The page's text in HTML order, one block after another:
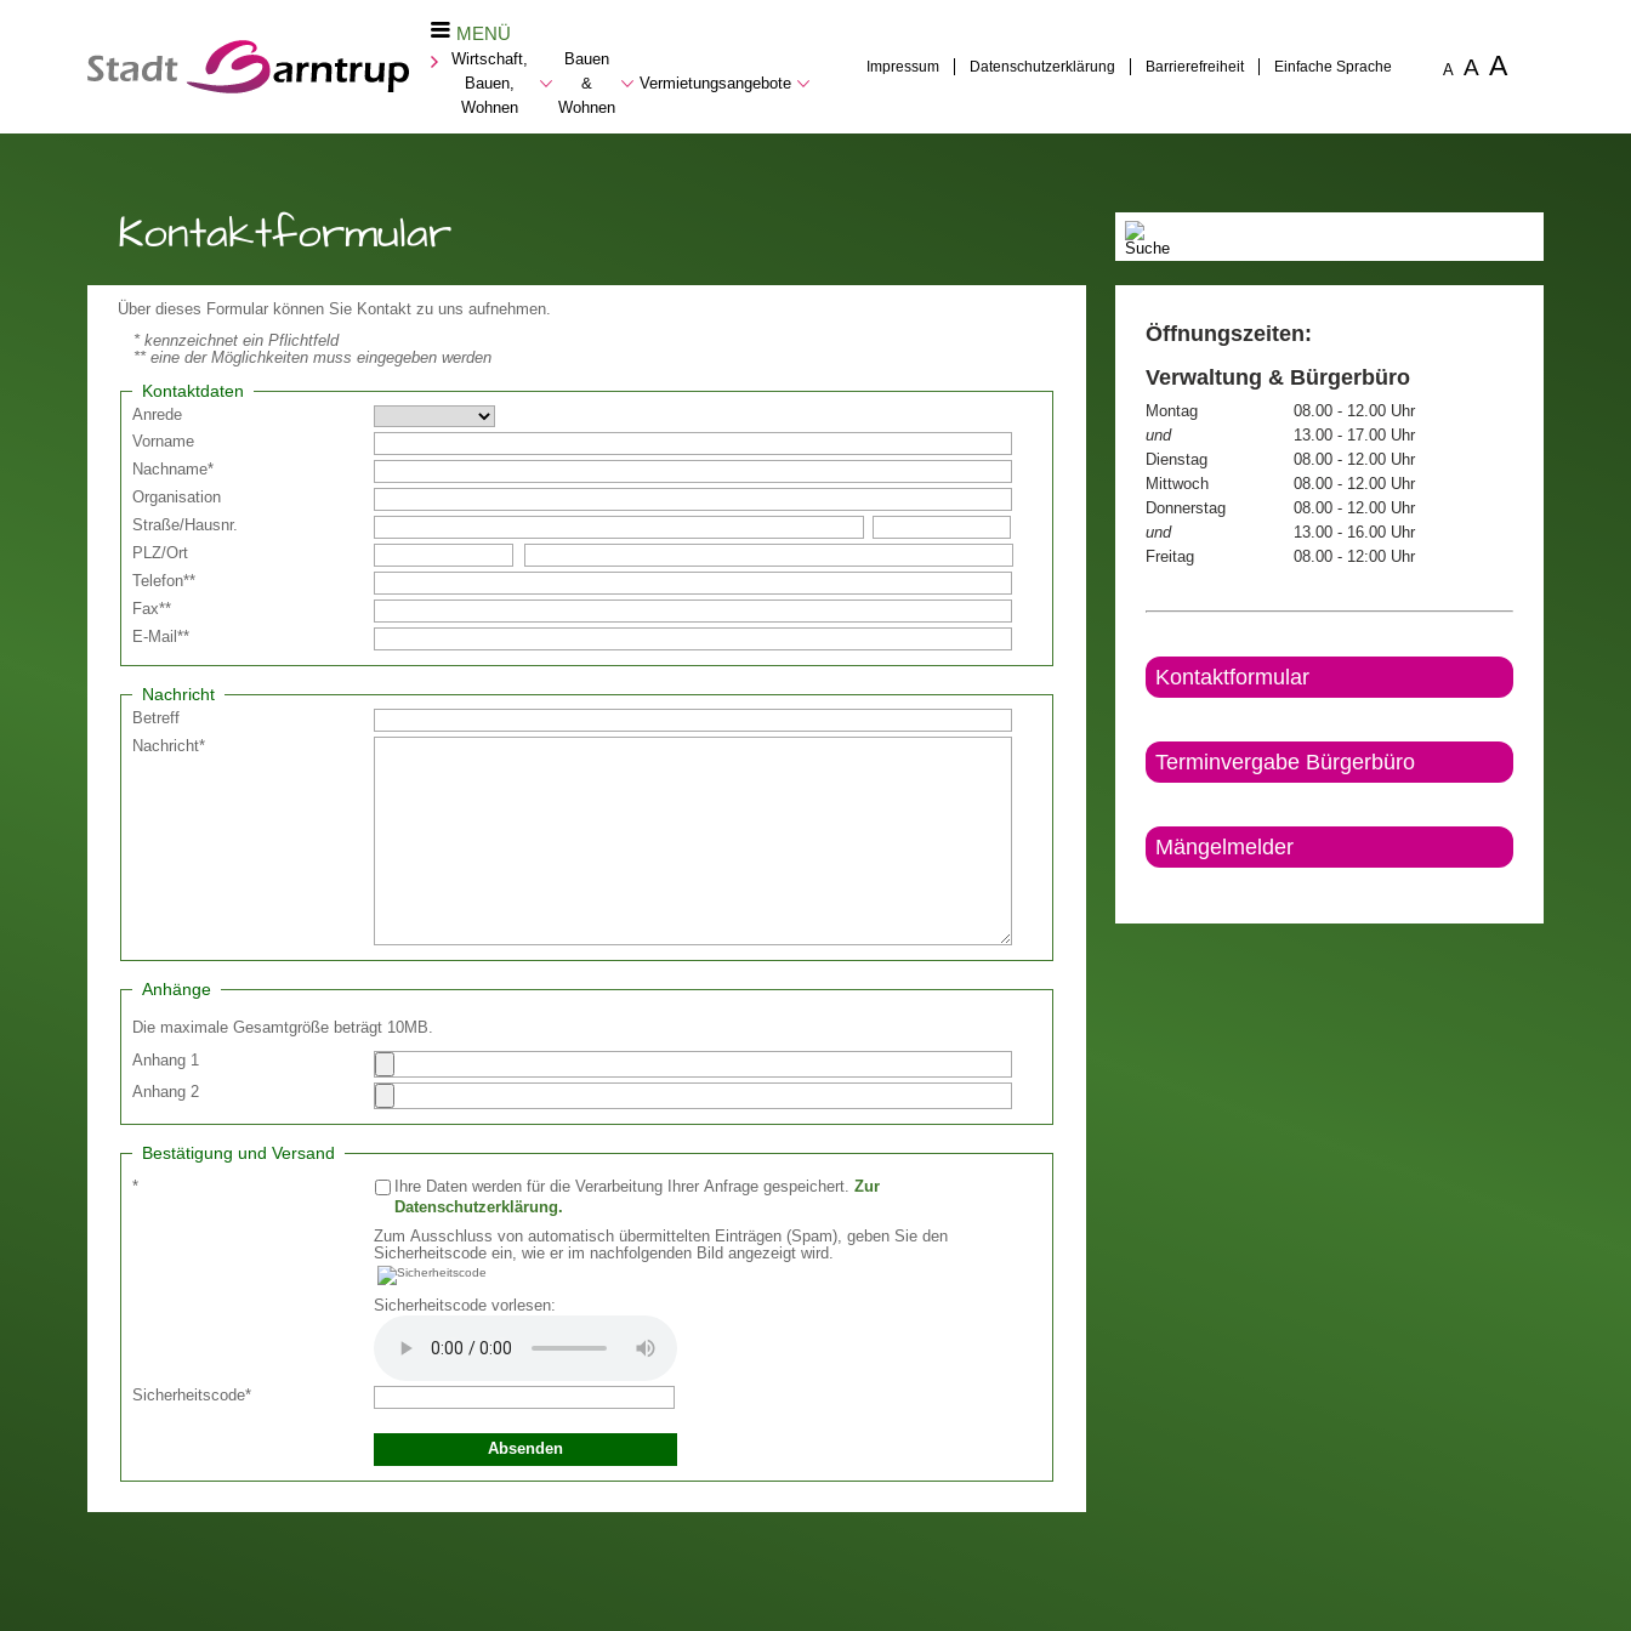
MENÜ
Wirtschaft,
Bauen,
Wohnen
Bauen
&
Wohnen
Vermietungsangebote
Impressum Datenschutzerklärung Barrierefreiheit Einfache Sprache A A A
Kontaktformular
Über dieses Formular können Sie Kontakt zu uns aufnehmen.
* kennzeichnet ein Pflichtfeld
** eine der Möglichkeiten muss eingegeben werden
Kontaktdaten
Anrede
Vorname
Nachname*
Organisation
Straße/Hausnr.
PLZ/Ort
Telefon**
Fax**
E-Mail**
Nachricht
Betreff
Nachricht*
Anhänge
Die maximale Gesamtgröße beträgt 10MB.
Anhang 1
Anhang 2
Bestätigung und Versand
* Ihre Daten werden für die Verarbeitung Ihrer Anfrage gespeichert. Zur
Datenschutzerklärung.
Zum Ausschluss von automatisch übermittelten Einträgen (Spam), geben Sie den
Sicherheitscode ein, wie er im nachfolgenden Bild angezeigt wird.
Sicherheitscode vorlesen:
Sicherheitscode*
Öffnungszeiten:
Verwaltung & Bürgerbüro
Montag
08.00 - 12.00 Uhr
und
13.00 - 17.00 Uhr
Dienstag
08.00 - 12.00 Uhr
Mittwoch
08.00 - 12.00 Uhr
Donnerstag
08.00 - 12.00 Uhr
und
13.00 - 16.00 Uhr
Freitag
08.00 - 12:00 Uhr
Kontaktformular
Terminvergabe Bürgerbüro
Mängelmelder